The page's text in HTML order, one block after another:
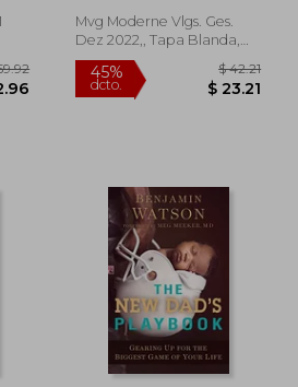
$ 32.41
40%
dcto.
Mvg Moderne Vlgs. Ges.
Dez 2022,, Tapa Blanda,
Nuevo